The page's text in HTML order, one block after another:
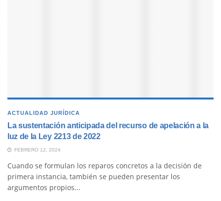
ACTUALIDAD JURÍDICA
La sustentación anticipada del recurso de apelación a la
luz de la Ley 2213 de 2022
FEBRERO 12, 2024
Cuando se formulan los reparos concretos a la decisión de
primera instancia, también se pueden presentar los
argumentos propios...